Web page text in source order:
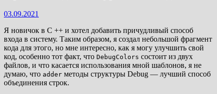
03.09.2021
Я новичок в C ++ и хотел добавить причудливый способ
входа в систему. Таким образом, я создал небольшой фрагмент
кода для этого, но мне интересно, как я могу улучшить свой
код, особенно тот факт, что DebugColors состоит из двух
файлов, и что касается использования мной шаблонов, я не
думаю, что adder методы структуры Debug — лучший способ
объединения строк.